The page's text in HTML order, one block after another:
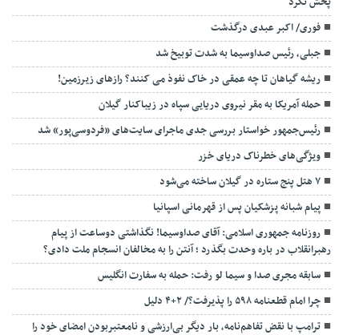
فوری/ اکبر عبدی درگذشت
جبلی، رئیس صداوسیما به شدت توبیخ شد
ریشه گیاهان تا چه عمقی در خاک نفوذ می کنند؟ رازهای زیرزمین!
حمله آمریکا به مقر نیروی دریایی سپاه در زیباکنار گیلان
رئیس‌جمهور خواستار بررسی جدی ماجرای سایت‌های «فردوسی‌پور» شد
ویژگی‌های خطرناک دریای خزر
۷ هتل پنج ستاره در گیلان ساخته می‌شود
پیام شبانه پزشکیان پس از قهرمانی اسپانیا
روزنامه جمهوری اسلامی: آقای صداوسیما! نگذاشتی دوساعت از پیام
رهبرانقلاب در باره وحدت بگذرد ؛ آنتن را به مخالفان انسجام ملت دادی؟
سابقه مجری صدا و سیما لو رفت: حمله به سفارت انگلیس
چرا امام قطعنامه ۵۹۸ را پذیرفت؟/ ۲+۴ دلیل
ترامپ با نقض تفاهم‌نامه، بار دیگر بی‌ارزشی و نامعتبربودن امضای خود را